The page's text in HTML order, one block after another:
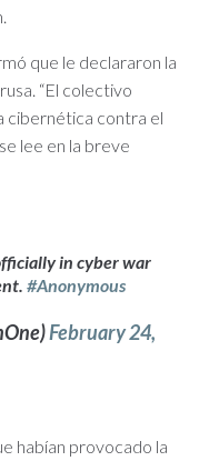
que le declararon la
“El colectivo
cibernética contra el
lee en la breve
in cyber war
#Anonymous
February 24,
habían provocado la